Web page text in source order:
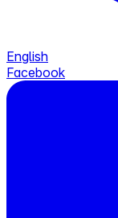
English
Facebook